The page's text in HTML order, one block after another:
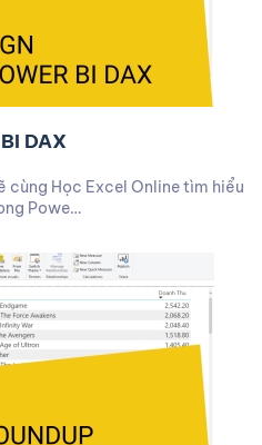
DAX
cùng Học Excel Online tìm hiểu
Powe…